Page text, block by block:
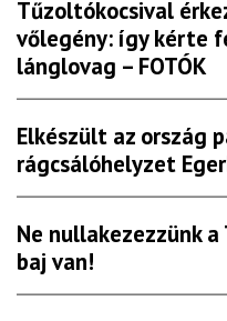
Tűzoltókocsival
vőlegény: így kérte
lánglovag – FOTÓK
Elkészült az ország
rágcsálóhelyzet
Ne nullakezezzünk
baj van!